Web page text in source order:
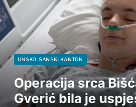
UNSKO-SANSKI KANTON
Operacija srca
Gverić bila je